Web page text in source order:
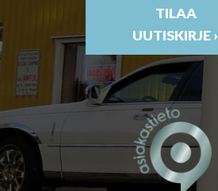
TILAA
UUTISKIRJE ›